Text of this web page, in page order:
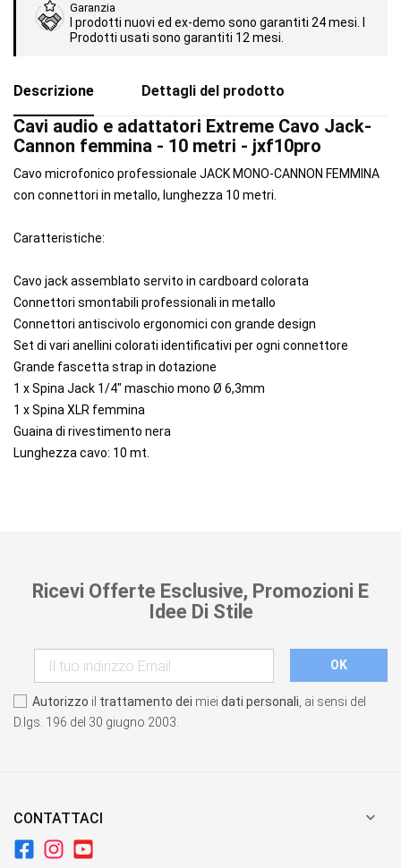
Garanzia
I prodotti nuovi ed ex-demo sono garantiti 24 mesi. I
Prodotti usati sono garantiti 12 mesi.
Descrizione Dettagli del prodotto
Cavi audio e adattatori Extreme Cavo Jack-
Cannon femmina - 10 metri - jxf10pro
Cavo microfonico professionale JACK MONO-CANNON FEMMINA
con connettori in metallo, lunghezza 10 metri.
Caratteristiche:
Cavo jack assemblato servito in cardboard colorata
Connettori smontabili professionali in metallo
Connettori antiscivolo ergonomici con grande design
Set di vari anellini colorati identificativi per ogni connettore
Grande fascetta strap in dotazione
1 x Spina Jack 1/4" maschio mono Ø 6,3mm
1 x Spina XLR femmina
Guaina di rivestimento nera
Lunghezza cavo: 10 mt.
Ricevi Offerte Esclusive, Promozioni E
Idee Di Stile
Autorizzo il trattamento dei miei dati personali , ai sensi del
D.lgs. 196 del 30 giugno 2003.
CONTATTACI 